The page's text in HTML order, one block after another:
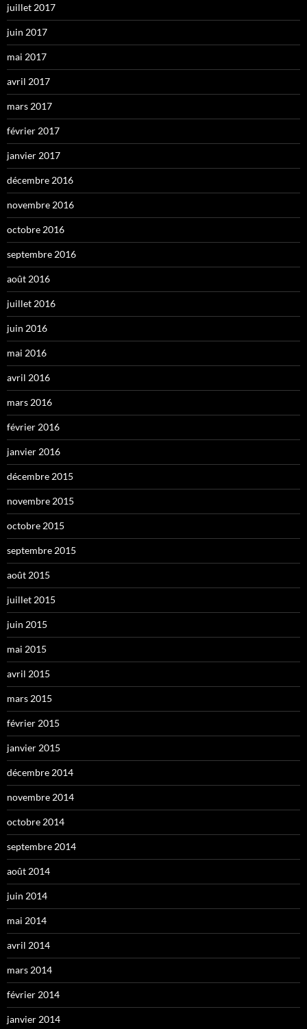
juillet 2017
juin 2017
mai 2017
avril 2017
mars 2017
février 2017
janvier 2017
décembre 2016
novembre 2016
octobre 2016
septembre 2016
août 2016
juillet 2016
juin 2016
mai 2016
avril 2016
mars 2016
février 2016
janvier 2016
décembre 2015
novembre 2015
octobre 2015
septembre 2015
août 2015
juillet 2015
juin 2015
mai 2015
avril 2015
mars 2015
février 2015
janvier 2015
décembre 2014
novembre 2014
octobre 2014
septembre 2014
août 2014
juin 2014
mai 2014
avril 2014
mars 2014
février 2014
janvier 2014